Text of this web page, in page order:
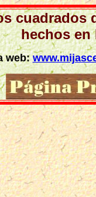
hechos en
web: